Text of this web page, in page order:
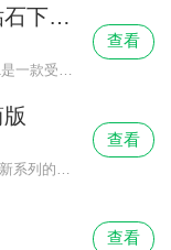
全民突击精简版无限钻石下载2021
全民突击精简版无限钻石下载2021是一款受当下年轻人喜爱的全新射击系列的手机枪战大型射击类手游，在全民突击精简版无限钻石下载2021游戏中为玩家心中带来了全新的射击玩法以及挑战模式、竞技模式去让玩家们有一个非常热血的枪战体验，同时也能够带给玩家们一个非常充满激情的模式挑战。
查看
查看
查看